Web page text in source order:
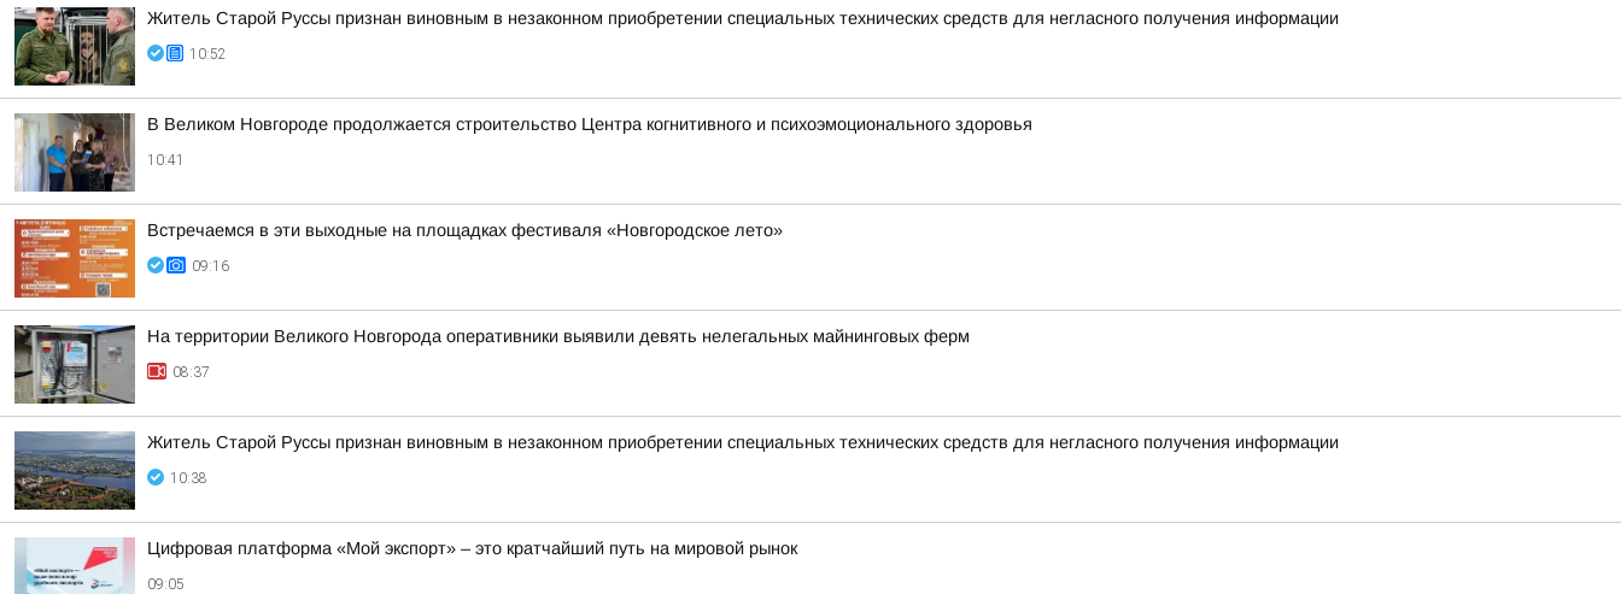
Житель Старой Руссы признан виновным в незаконном приобретении специальных технических средств для негласного получения информации
10:52
В Великом Новгороде продолжается строительство Центра когнитивного и психоэмоционального здоровья
10:41
Встречаемся в эти выходные на площадках фестиваля «Новгородское лето»
09:16
На территории Великого Новгорода оперативники выявили девять нелегальных майнинговых ферм
08:37
Житель Старой Руссы признан виновным в незаконном приобретении специальных технических средств для негласного получения информации
10:38
Цифровая платформа «Мой экспорт» – это кратчайший путь на мировой рынок
09:05